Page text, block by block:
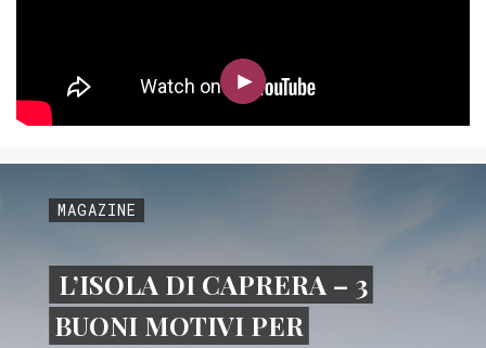
MAGAZINE
L’ISOLA DI CAPRERA – 3
BUONI MOTIVI PER